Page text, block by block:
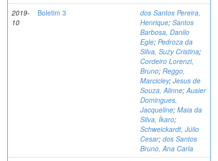
2019-
10
Boletim 3
dos Santos Pereira,
Henrique; Santos
Barbosa, Danilo
Egle; Pedroza da
Silva, Suzy Cristina;
Cordeiro Lorenzi,
Bruno; Reggo,
Marcicley; Jesus de
Souza, Alinne;Ausier
Domingues,
Jacqueline; Maia da
Silva, Íkaro;
Schweickardt, Júlio
Cesar; dos Santos
Bruno, Ana Carla